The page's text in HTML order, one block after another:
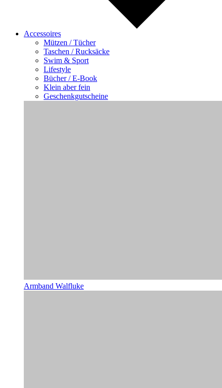
Accessoires
Mützen / Tücher
Taschen / Rucksäcke
Swim & Sport
Lifestyle
Bücher / E-Book
Klein aber fein
Geschenkgutscheine
Armband Walfluke